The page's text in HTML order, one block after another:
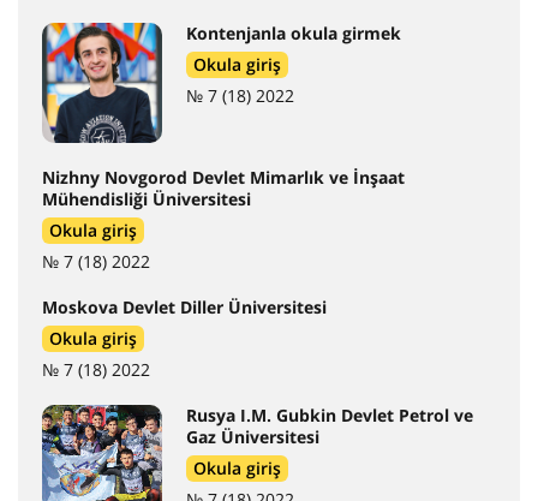
Kontenjanla okula girmek
Okula giriş
№ 7 (18) 2022
Nizhny Novgorod Devlet Mimarlık ve İnşaat
Mühendisliği Üniversitesi
Okula giriş
№ 7 (18) 2022
Moskova Devlet Diller Üniversitesi
Okula giriş
№ 7 (18) 2022
Rusya I.M. Gubkin Devlet Petrol ve
Gaz Üniversitesi
Okula giriş